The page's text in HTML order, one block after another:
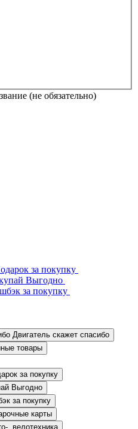
(не обязательно)
за покупку
Выгодно
за покупку
Двигатель скажет спасибо
товары
за покупку
Выгодно
за покупку
карты
, велотехника